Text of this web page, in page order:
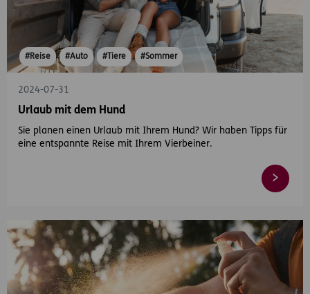
#Reise #Auto #Tiere #Sommer
2024-07-31
Urlaub mit dem Hund
Sie planen einen Urlaub mit Ihrem Hund? Wir haben Tipps für
eine entspannte Reise mit Ihrem Vierbeiner.